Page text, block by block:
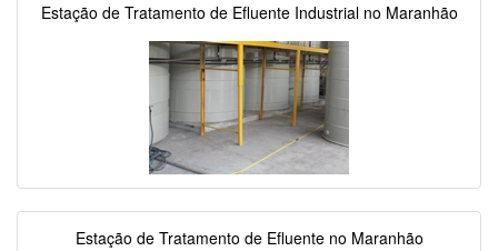
Estação de Tratamento de Efluente Industrial no Maranhão
Estação de Tratamento de Efluente no Maranhão